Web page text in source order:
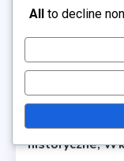
Analiza
Zespół szkół
historyczne,
All to decline